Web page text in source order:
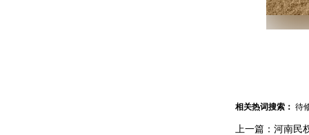
相关热词搜索： 待
上一篇： 河南民